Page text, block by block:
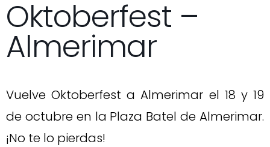
Oktoberfest –
Almerimar
Vuelve Oktoberfest a Almerimar el 18 y 19
de octubre en la Plaza Batel de Almerimar.
¡No te lo pierdas!